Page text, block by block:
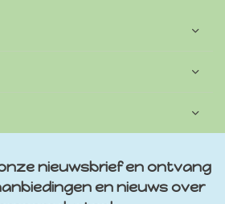
nieuwsbrief en ontvang
en nieuws over